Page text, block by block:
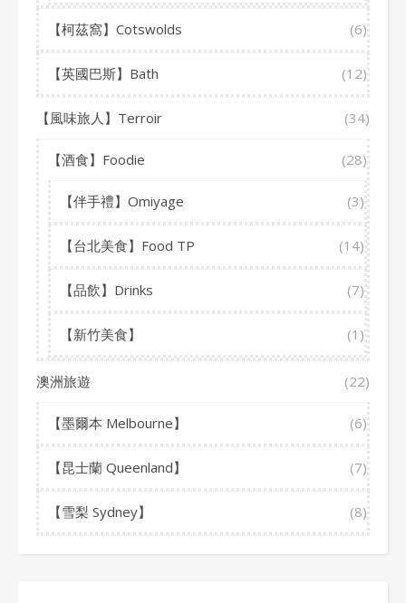
【柯茲窩】Cotswolds (6)
【英國巴斯】Bath (12)
【風味旅人】Terroir (34)
【酒食】Foodie (28)
【伴手禮】Omiyage (3)
【台北美食】Food TP (14)
【品飲】Drinks (7)
【新竹美食】 (1)
澳洲旅遊 (22)
【墨爾本 Melbourne】 (6)
【昆士蘭 Queenland】 (7)
【雪梨 Sydney】 (8)